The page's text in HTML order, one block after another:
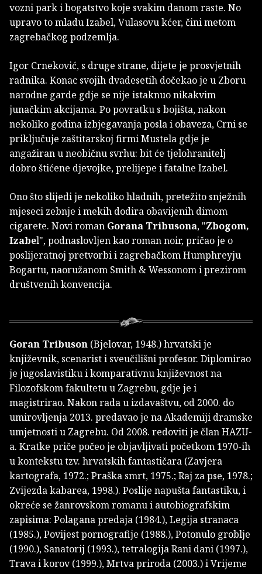
vozni park i bogatstvo koje svakim danom raste. No
upravo to mladu Izabel, Vulasovu kćer, čini metom
zagrebačkog podzemlja.
Igor Crneković, s druge strane, dijete je prosvjetnih
radnika. Konac svojih dvadesetih dočekao je u Zboru
narodne garde gdje se nije istaknuo nikakvim
junačkim akcijama. Po povratku s bojišta, nakon
nekoliko godina izbjegavanja posla i obaveza, Crni se
priključuje zaštitarskoj firmi Mustela gdje je
angažiran u neobičnu svrhu: bit će tjelohranitelj
dobro štićene djevojke, prelijepe i fatalne Izabel.
Ono što slijedi je nekoliko hladnih, pretežito snježnih
mjeseci zebnje i mekih dodira obavijenih dimom
cigarete. Novi roman Gorana Tribusona, "Zbogom,
Izabel", podnaslovljen kao roman noir, pričao je o
poslijeratnoj pretvorbi i zagrebačkom Humphreyju
Bogartu, naoružanom Smith & Wessonom i prezirom
društvenih konvencija.
Goran Tribuson (Bjelovar, 1948.) hrvatski je
književnik, scenarist i sveučilišni profesor. Diplomirao
je jugoslavistiku i komparativnu književnost na
Filozofskom fakultetu u Zagrebu, gdje je i
magistrirao. Nakon rada u izdavaštvu, od 2000. do
umirovljenja 2013. predavao je na Akademiji dramske
umjetnosti u Zagrebu. Od 2008. redoviti je član HAZU-
a. Kratke priče počeo je objavljivati početkom 1970-ih
u kontekstu tzv. hrvatskih fantastičara (Zavjera
kartografa, 1972.; Praška smrt, 1975.; Raj za pse, 1978.;
Zvijezda kabarea, 1998.). Poslije napušta fantastiku, i
okreće se žanrovskom romanu i autobiografskim
zapisima: Polagana predaja (1984.), Legija stranaca
(1985.), Povijest pornografije (1988.), Potonulo groblje
(1990.), Sanatorij (1993.), tetralogija Rani dani (1997.),
Trava i korov (1999.), Mrtva priroda (2003.) i Vrijeme